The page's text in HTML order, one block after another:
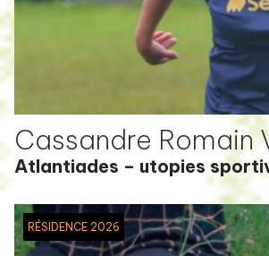
Cassandre Romain
Atlantiades – utopies
RÉSIDENCE 2026